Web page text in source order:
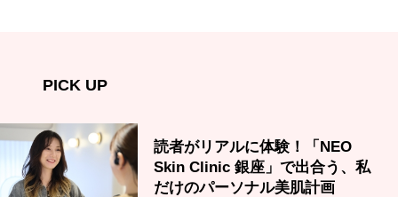
PICK UP
読者がリアルに体験！「NEO
Skin Clinic 銀座」で出合う、私
だけのパーソナル美肌計画